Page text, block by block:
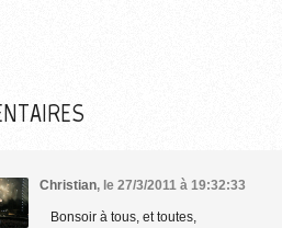
Christian, le 27/3/2011 à 19:32:33
Bonsoir à tous, et toutes,